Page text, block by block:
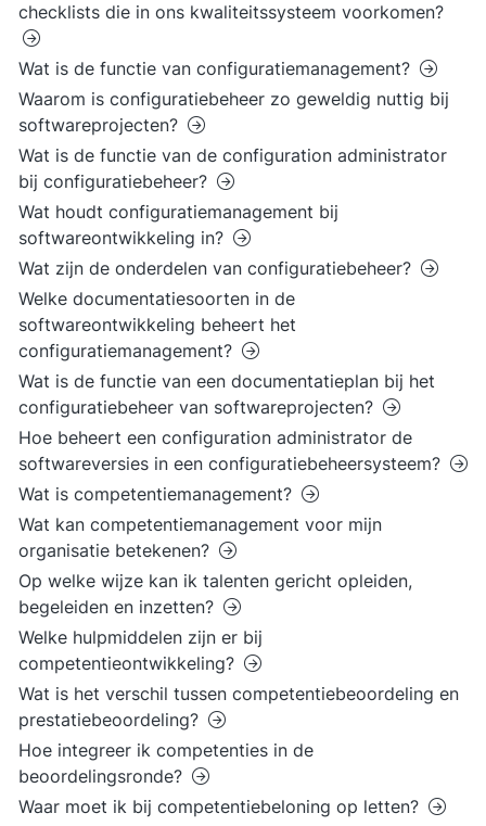
checklists die in ons kwaliteitssysteem voorkomen?
Wat is de functie van configuratiemanagement?
Waarom is configuratiebeheer zo geweldig nuttig bij
softwareprojecten?
Wat is de functie van de configuration administrator
bij configuratiebeheer?
Wat houdt configuratiemanagement bij
softwareontwikkeling in?
Wat zijn de onderdelen van configuratiebeheer?
Welke documentatiesoorten in de
softwareontwikkeling beheert het
configuratiemanagement?
Wat is de functie van een documentatieplan bij het
configuratiebeheer van softwareprojecten?
Hoe beheert een configuration administrator de
softwareversies in een configuratiebeheersysteem?
Wat is competentiemanagement?
Wat kan competentiemanagement voor mijn
organisatie betekenen?
Op welke wijze kan ik talenten gericht opleiden,
begeleiden en inzetten?
Welke hulpmiddelen zijn er bij
competentieontwikkeling?
Wat is het verschil tussen competentiebeoordeling en
prestatiebeoordeling?
Hoe integreer ik competenties in de
beoordelingsronde?
Waar moet ik bij competentiebeloning op letten?